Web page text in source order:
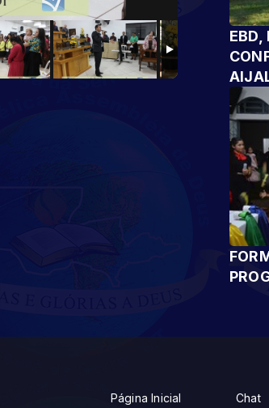
EBD,
Página Inicial Chat